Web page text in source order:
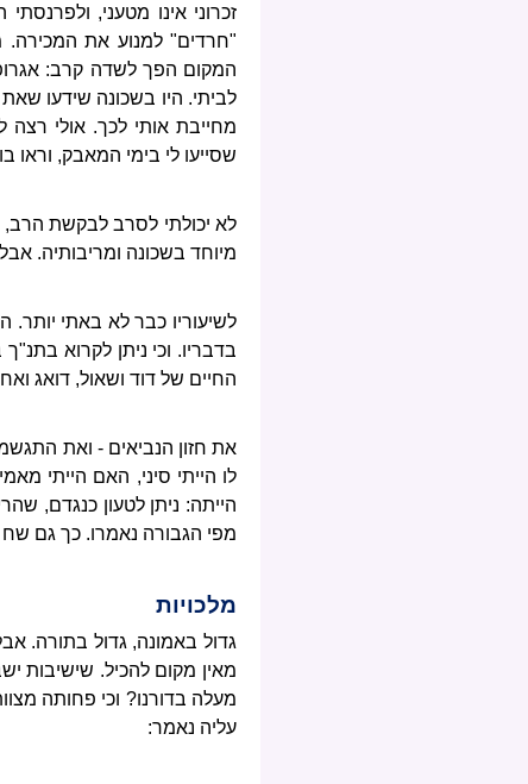
זכרוני אינו מטעני,
"חרדים" למנוע את המכירה.
המקום הפך לשדה קרב:
לביתי. היו בשכונה שידעו
מחייבת אותי לכך. אולי
שסייעו לי בימי המאבק, וראו
לא יכולתי לסרב לבקשת הרב,
מיוחד בשכונה ומריבותיה.
לשיעוריו כבר לא באתי
בדבריו. וכי ניתן לקרוא
החיים של דוד ושאול, דואג
את חזון הנביאים - ואת
לו הייתי סיני, האם הייתי
הייתה: ניתן לטעון כנגדם,
מפי הגבורה נאמרו. כך גם
מלכויות
גדול באמונה, גדול בתורה.
מאין מקום להכיל. שישיבות
מעלה בדורנו? וכי פחותה
עליה נאמר: